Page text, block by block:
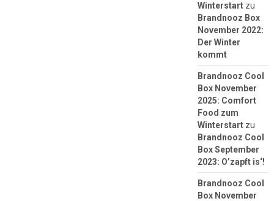
Winterstartzu
Brandnooz Box
November 2022:
Der Winter
kommt
Brandnooz Cool
Box November
2025: Comfort
Food zum
Winterstartzu
Brandnooz Cool
Box September
2023: O’zapft is‘!
Brandnooz Cool
Box November